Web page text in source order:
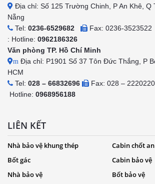
Địa chỉ: Số 125 Trường Chinh, P An Khê, Q
Nẵng
Tel: 0236-6529682
Fax: 0236-3523522
: Hotline: 0962186326
Văn phòng TP. Hồ Chí Minh
m Địa chỉ: P1901 Số 37 Tôn Đức Thắng, P
HCM
Tel: 028 – 66832696
Fax: 028 –
Hotline: 0968956188
LIÊN KẾT
Nhà bảo vệ khung thép
Cabin chốt
Bốt gác
Cabin bảo vệ
Nhà bảo vệ
Bốt bảo vệ